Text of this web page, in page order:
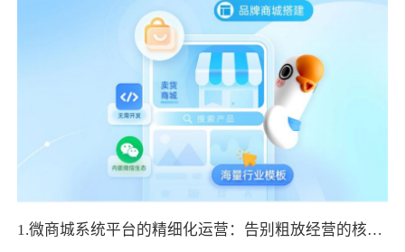
1.微商城系统平台的精细化运营：告别粗放经营的核心方法